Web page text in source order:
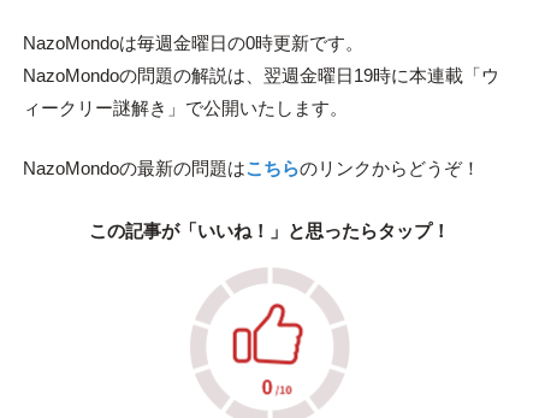
NazoMondoは毎週金曜日の0時更新です。
NazoMondoの問題の解説は、翌週金曜日19時に本連載「ウ
ィークリー謎解き」で公開いたします。
NazoMondoの最新の問題はこちらのリンクからどうぞ！
この記事が「いいね！」と思ったらタップ！